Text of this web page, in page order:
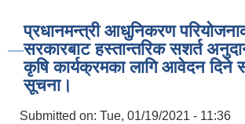
प्रधानमन्त्री आधुनिकरण
सरकारबाट हस्तान्तरिक सशर्त
कृषि कार्यक्रमका लागि आवेदन दिने
सूचना।
Submitted on: Tue, 01/19/2021 - 11:36